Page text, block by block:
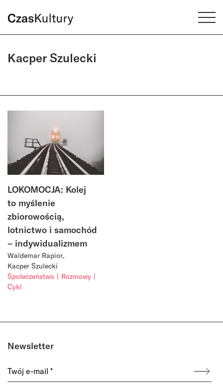
Kacper Szulecki
LOKOMOCJA: Kolej
to myślenie
zbiorowością,
lotnictwo i samochód
– indywidualizmem
Waldemar Rapior
Kacper Szulecki
Społeczeństwo
Rozmowy
Cykl
Newsletter